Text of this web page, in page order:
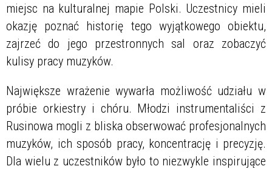
miejsc na kulturalnej mapie Polski. Uczestnicy mieli
okazję poznać historię tego wyjątkowego obiektu,
zajrzeć do jego przestronnych sal oraz zobaczyć
kulisy pracy muzyków.
Największe wrażenie wywarła możliwość udziału w
próbie orkiestry i chóru. Młodzi instrumentaliści z
Rusinowa mogli z bliska obserwować profesjonalnych
muzyków, ich sposób pracy, koncentrację i precyzję.
Dla wielu z uczestników było to niezwykle inspirujące